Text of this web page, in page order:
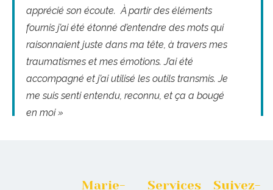
apprécié son écoute. À partir des éléments
fournis j’ai été étonné d’entendre des mots qui
raisonnaient juste dans ma tête, à travers mes
traumatismes et mes émotions. J’ai été
accompagné et j’ai utilisé les outils transmis. Je
me suis senti entendu, reconnu, et ça a bougé
en moi »
Marie- Services Suivez-